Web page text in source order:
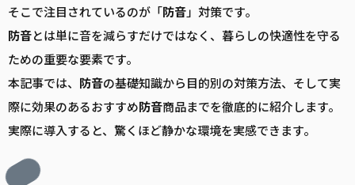
そこで注目されているのが「防音」対策です。
防音とは単に音を減らすだけではなく、暮らしの快適性を守る
ための重要な要素です。
本記事では、 防音の基礎知識から目的別の対策方法、そして実
際に効果のあるおすすめ防音商品までを徹底的に紹介します。
実際に導入すると、驚くほど静かな環境を実感できます。